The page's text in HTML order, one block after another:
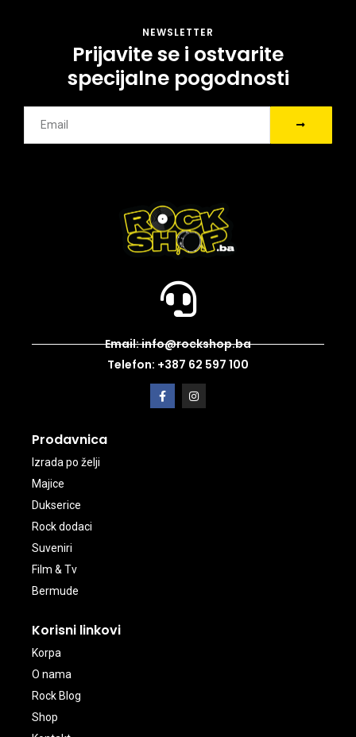
NEWSLETTER
Prijavite se i ostvarite
specijalne pogodnosti
Email: info@rockshop.ba
Telefon: +387 62 597 100
Prodavnica
Izrada po želji
Majice
Dukserice
Rock dodaci
Suveniri
Film & Tv
Bermude
Korisni linkovi
Korpa
O nama
Rock Blog
Shop